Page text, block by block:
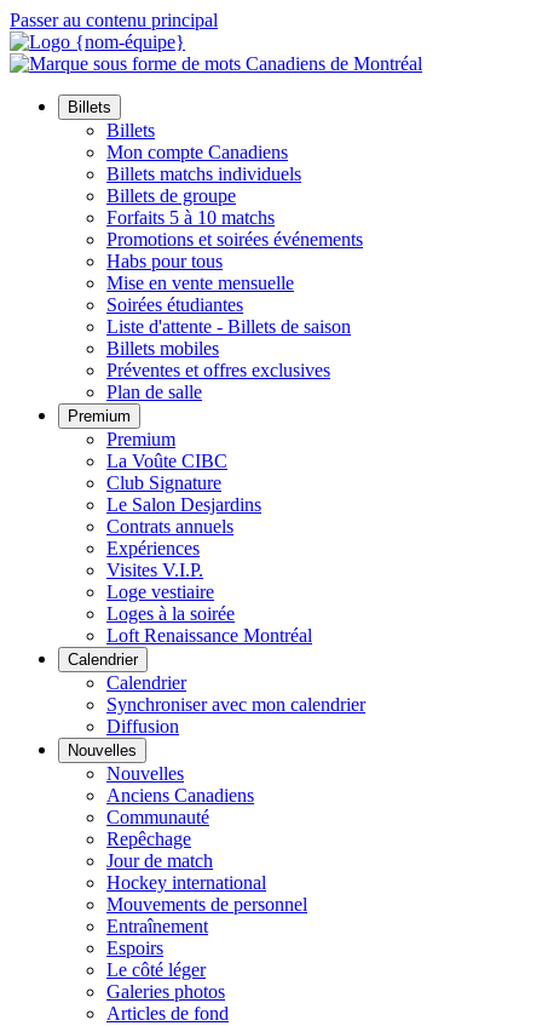
Passer au contenu principal
Billets
Billets
Mon compte Canadiens
Billets matchs individuels
Billets de groupe
Forfaits 5 à 10 matchs
Promotions et soirées événements
Habs pour tous
Mise en vente mensuelle
Soirées étudiantes
Liste d'attente - Billets de saison
Billets mobiles
Préventes et offres exclusives
Plan de salle
Premium
Premium
La Voûte CIBC
Club Signature
Le Salon Desjardins
Contrats annuels
Expériences
Visites V.I.P.
Loge vestiaire
Loges à la soirée
Loft Renaissance Montréal
Calendrier
Calendrier
Synchroniser avec mon calendrier
Diffusion
Nouvelles
Nouvelles
Anciens Canadiens
Communauté
Repêchage
Jour de match
Hockey international
Mouvements de personnel
Entraînement
Espoirs
Le côté léger
Galeries photos
Articles de fond